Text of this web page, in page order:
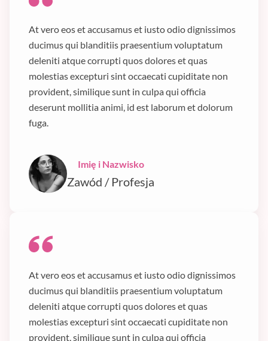
At vero eos et accusamus et iusto odio dignissimos
ducimus qui blanditiis praesentium voluptatum
deleniti atque corrupti quos dolores et quas
molestias excepturi sint occaecati cupiditate non
provident, similique sunt in culpa qui officia
deserunt mollitia animi, id est laborum et dolorum
fuga.
Imię i Nazwisko
Zawód / Profesja
At vero eos et accusamus et iusto odio dignissimos
ducimus qui blanditiis praesentium voluptatum
deleniti atque corrupti quos dolores et quas
molestias excepturi sint occaecati cupiditate non
provident, similique sunt in culpa qui officia